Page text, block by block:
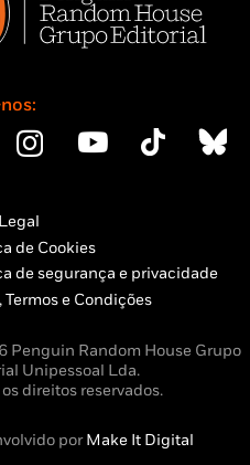
de Cookies
de segurança e privacidade
Termos e Condições
Penguin Random House Grupo
Unipessoal Lda.
os direitos reservados.
porMake It Digital